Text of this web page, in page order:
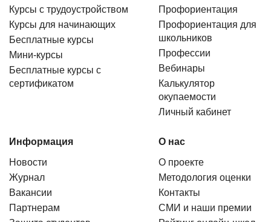
Курсы с трудоустройством
Курсы для начинающих
Бесплатные курсы
Мини-курсы
Бесплатные курсы с
сертификатом
Профориентация
Профориентация для
школьников
Профессии
Вебинары
Калькулятор
окупаемости
Личный кабинет
Информация
Новости
Журнал
Вакансии
Партнерам
О нас
О проекте
Методология оценки
Контакты
СМИ и наши премии